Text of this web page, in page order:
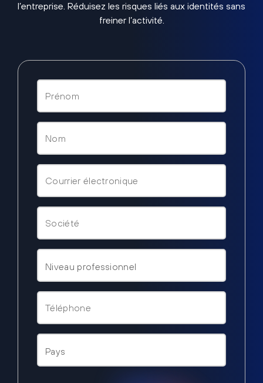
l’entreprise. Réduisez les risques liés aux identités sans
freiner l’activité.